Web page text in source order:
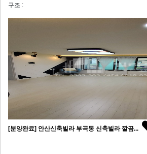
구조 :
[분양완료] 안산신축빌라 부곡동 신축빌라 깔끔...